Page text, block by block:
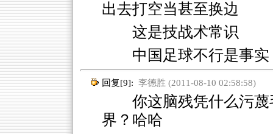
出去打空当甚至换边
这是技战术常识
中国足球不行是事
回复[9]: 李德胜 (2011-08-10 02:58:58)
你这脑残凭什么污蔑
界？哈哈